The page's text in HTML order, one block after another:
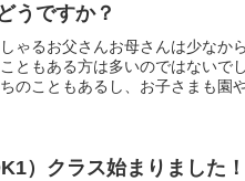
うですか？
ゃるお父さんお母さんは少なか
ともある方は多いのではないで
のこともあるし、お子さまも園
）クラス始まりました！